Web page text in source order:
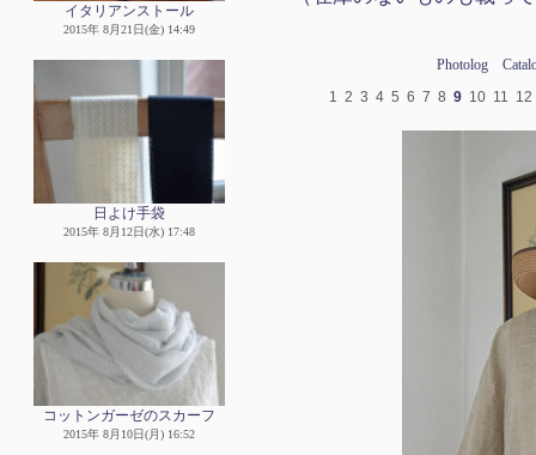
イタリアンストール
2015年 8月21日(金) 14:49
日よけ手袋
2015年 8月12日(水) 17:48
コットンガーゼのスカーフ
2015年 8月10日(月) 16:52
Photolog
1 2 3 4 5 6 7 8 9 10 11 12